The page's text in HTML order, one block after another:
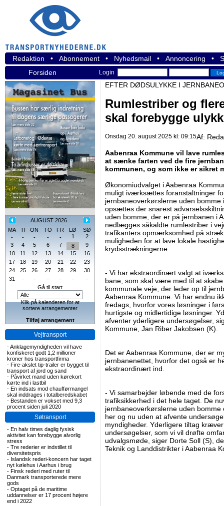
Redaktion • Abonnement • Nyhedsmail • Annoncering •
Forsiden
Login
AUGUST 2026
MA
TI ON TO FR LØ
SØ
-
- - - - 1
2
3
4 5 6 7 8
9
10
11 12 13 14 15
16
17
18 19 20 21 22
23
24
25 26 27 28 29
30
31
- - - - -
-
Gå til start
Klik på kalenderen for at
sortere arrangementer
Tilføj arrangement
Vejtransport
-Anklagemyndigheden vil have
konfiskeret godt 1,2 millioner
kroner hos transportfirma
- Fire-akslet tip-trailer er bygget til
transport af jord og sand
- Påvirket mand uden kørekort
kørte ind i lastbil
- En indsats mod chaufførmangel
skal inddrages i totalberedskabet
- Bestanden er vokset med 9,3
procent siden juli 2020
Søtransport
- En halv times daglig fysisk
aktivitet kan forebygge alvorlig
stress
- Tre rederier er indstillet til
diversitetspris
- Islandsk rederi-koncern har taget
nyt kølehus i Aarhus i brug
- Finsk rederi med ruter til
Danmark transporterede mere
gods
- Optaget på de maritime
uddannelser er 17 procent højere
end i 2022
EFTER DØDSULYKKE I
Rumlestriber og
skal forebygge
Onsdag 20. august 2025 kl: 09:15Af:
Aabenraa Kommune vil lave
at sænke farten ved de fire
kommunen, og som ikke er sikret
Økonomiudvalget i Aabenraa
muligt iværksættes foranstaltninger
jernbaneoverkørslerne uden bomme
opsættes der snarest
uden bomme, der er på jernbanen i
nedlægges såkaldte rumlestriber i
trafikanters opmærksomhed på
muligheden for at lave lokale
krydsstrækningerne.
- Vi har ekstraordinært valgt at
bane, som skal være med til at
kommunale veje, der leder op til
Aabenraa Kommune. Vi har endnu
fredags, hvorfor vores løsninger i
hurtigste og midlertidige løsninger.
afventer yderligere undersøgelser,
Kommune, Jan Riber Jakobsen (K).
Det er Aabenraa Kommune, der er
jernbanenettet, hvorfor det også er
ekstraordinært ind.
- Vi samarbejder løbende med de
trafiksikkerhed i det hele taget. De
jernbaneoverkørslerne uden
her og nu uden at afvente
myndigheder. Yderligere tiltag
undersøgelser, som vi vil drøfte
udvalgsmøde, siger Dorte Soll (S),
Teknik og Landdistrikter i Aabenraa